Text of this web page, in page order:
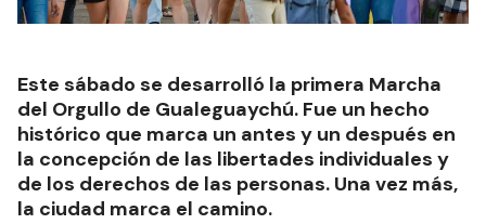
Este sábado se desarrolló la primera Marcha
del Orgullo de Gualeguaychú. Fue un hecho
histórico que marca un antes y un después en
la concepción de las libertades individuales y
de los derechos de las personas. Una vez más,
la ciudad marca el camino.